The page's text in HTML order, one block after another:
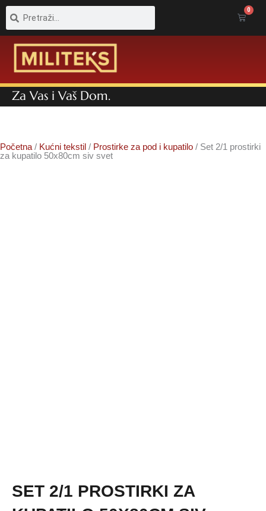
Pretraga 0
Cart
Za Vas i Vaš Dom.
Početna / Kućni tekstil / Prostirke za pod i kupatilo / Set 2/1 prostirki
za kupatilo 50x80cm siv svet
SET 2/1 PROSTIRKI ZA